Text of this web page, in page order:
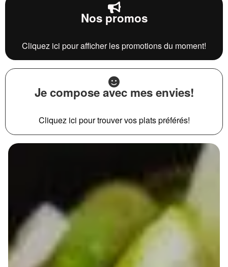
Nos promos
Cliquez ici pour afficher les promotions du moment!
Je compose avec mes envies!
Cliquez ici pour trouver vos plats préférés!